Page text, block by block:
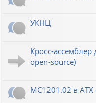
УКНЦ
Кросс-
open-source)
МС1201.02 в